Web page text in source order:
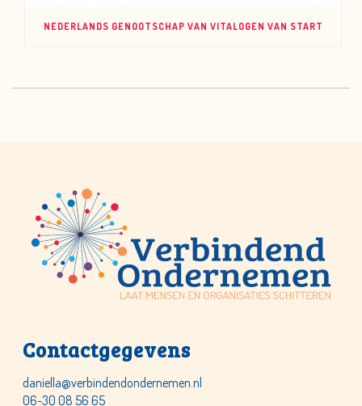
NEDERLANDS GENOOTSCHAP VAN VITALOGEN VAN START
Contactgegevens
daniella@verbindendondernemen.nl
06-30 08 56 65